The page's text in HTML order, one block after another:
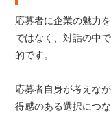
応募者に企業の魅力
ではなく、対話の中
的です。
応募者自身が考えな
得感のある選択につな